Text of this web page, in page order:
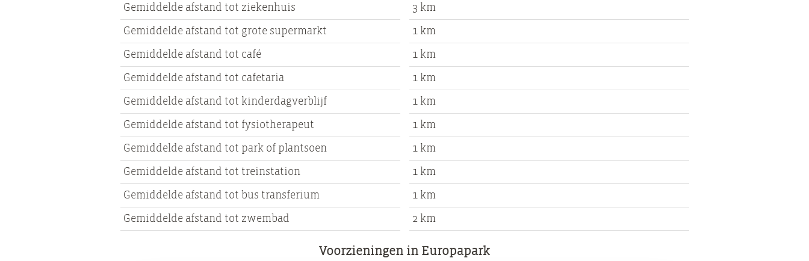
Gemiddelde afstand tot ziekenhuis 3 km
Gemiddelde afstand tot grote supermarkt 1 km
Gemiddelde afstand tot café 1 km
Gemiddelde afstand tot cafetaria 1 km
Gemiddelde afstand tot kinderdagverblijf 1 km
Gemiddelde afstand tot fysiotherapeut 1 km
Gemiddelde afstand tot park of plantsoen 1 km
Gemiddelde afstand tot treinstation 1 km
Gemiddelde afstand tot bus transferium 1 km
Gemiddelde afstand tot zwembad 2 km
Voorzieningen in Europapark